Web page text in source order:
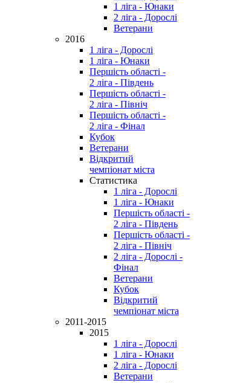
1 ліга - Юнаки
2 ліга - Дорослі
Ветерани
2016
1 ліга - Дорослі
1 ліга - Юнаки
Першість області -
2 ліга - Південь
Першість області -
2 ліга - Північ
Першість області -
2 ліга - Фінал
Кубок
Ветерани
Відкритий
чемпіонат міста
Статистика
1 ліга - Дорослі
1 ліга - Юнаки
Першість області -
2 ліга - Південь
Першість області -
2 ліга - Північ
2 ліга - Дорослі -
Фінал
Ветерани
Кубок
Відкритий
чемпіонат міста
2011-2015
2015
1 ліга - Дорослі
1 ліга - Юнаки
2 ліга - Дорослі
Ветерани